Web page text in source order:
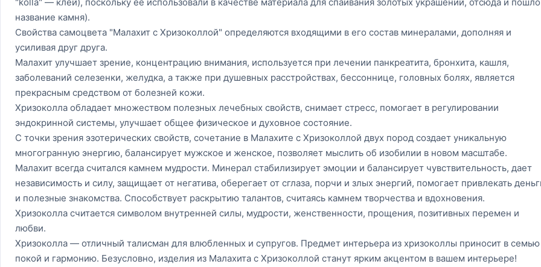
название камня).
Свойства самоцвета "Малахит с Хризоколлой" определяются входящими в его состав минералами, дополняя и
усиливая друг друга.
Малахит улучшает зрение, концентрацию внимания, используется при лечении панкреатита, бронхита, кашля,
заболеваний селезенки, желудка, а также при душевных расстройствах, бессоннице, головных болях, является
прекрасным средством от болезней кожи.
Хризоколла обладает множеством полезных лечебных свойств, снимает стресс, помогает в регулировании
эндокринной системы, улучшает общее физическое и духовное состояние.
С точки зрения эзотерических свойств, сочетание в Малахите с Хризоколлой двух пород создает уникальную
многогранную энергию, балансирует мужское и женское, позволяет мыслить об изобилии в новом масштабе.
Малахит всегда считался камнем мудрости. Минерал стабилизирует эмоции и балансирует чувствительность, дает
независимость и силу, защищает от негатива, оберегает от сглаза, порчи и злых энергий, помогает привлекать
и полезные знакомства. Способствует раскрытию талантов, считаясь камнем творчества и вдохновения.
Хризоколла считается символом внутренней силы, мудрости, женственности, прощения, позитивных перемен и
любви.
Хризоколла — отличный талисман для влюбленных и супругов. Предмет интерьера из хризоколлы приносит в семью
покой и гармонию. Безусловно, изделия из Малахита с Хризоколлой станут ярким акцентом в вашем интерьере!